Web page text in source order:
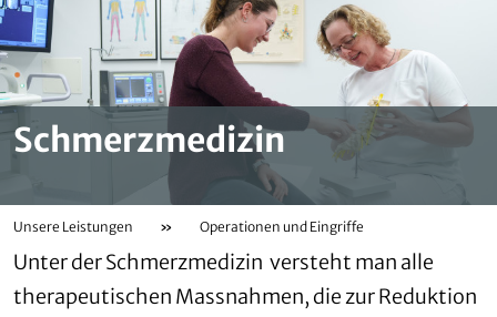
Schmerzmedizin
Unsere Leistungen » Operationen und Eingriffe
Unter der Schmerzmedizin versteht man alle
therapeutischen Massnahmen, die zur Reduktion